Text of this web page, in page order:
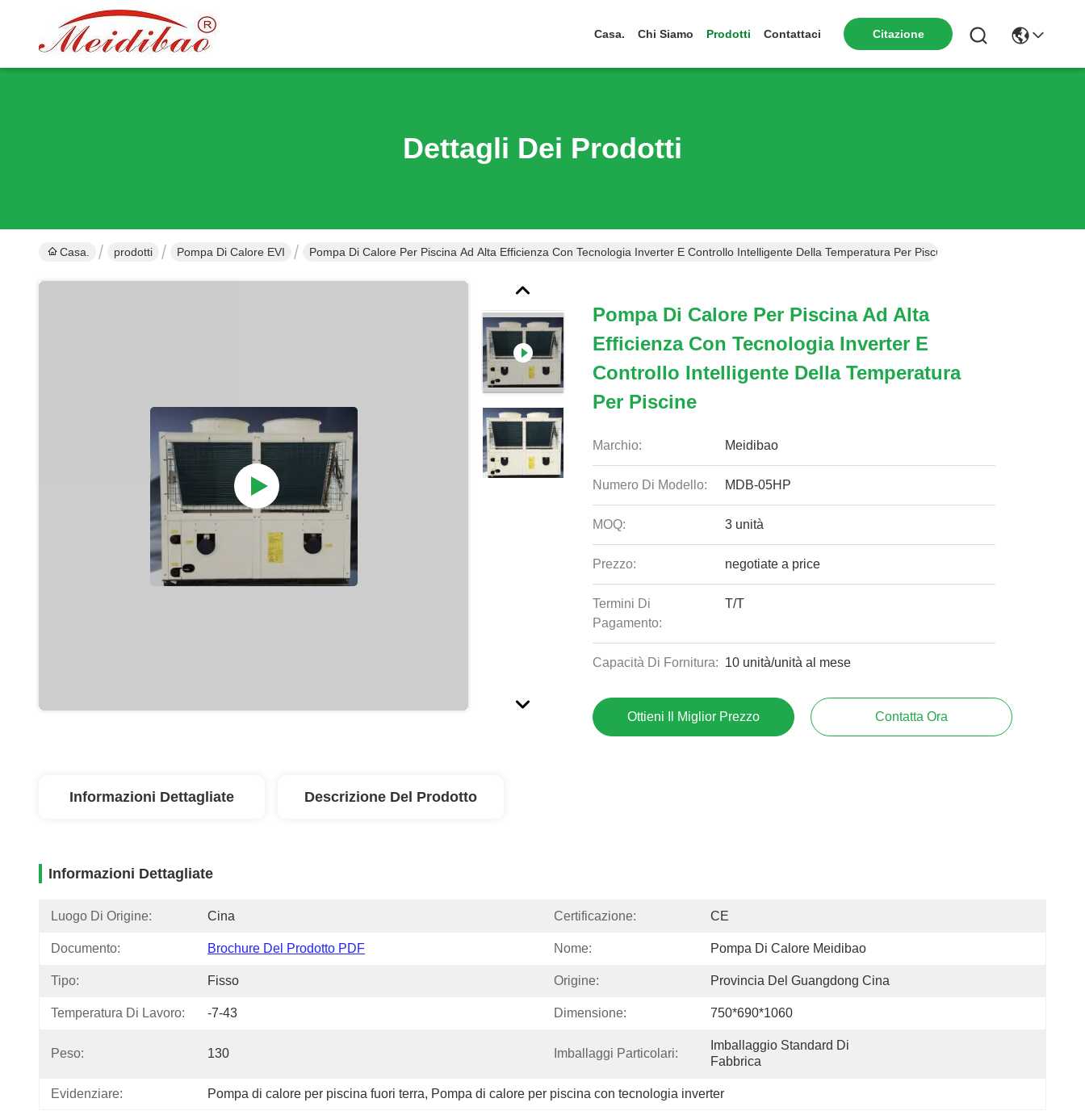
Casa. Chi Siamo Prodotti Contattaci Citazione
Dettagli Dei Prodotti
Casa. prodotti Pompa Di Calore EVI Pompa Di Calore Per Piscina Ad Alta Efficienza Con Tecnologia Inverter E Controllo Intelligente Della Temperatura Per Piscine
Pompa Di Calore Per Piscina Ad Alta
Efficienza Con Tecnologia Inverter E
Controllo Intelligente Della Temperatura
Per Piscine
Marchio: Meidibao
Numero Di Modello: MDB-05HP
MOQ: 3 unità
Prezzo: negotiate a price
Termini Di
Pagamento:
T/T
Capacità Di Fornitura: 10 unità/unità al mese
Ottieni Il Miglior Prezzo Contatta Ora
Informazioni Dettagliate Descrizione Del Prodotto
Informazioni Dettagliate
Luogo Di Origine: Cina Certificazione: CE
Documento: Brochure Del Prodotto PDF Nome: Pompa Di Calore Meidibao
Tipo: Fisso Origine: Provincia Del Guangdong Cina
Temperatura Di Lavoro: -7-43 Dimensione: 750*690*1060
Peso: 130 Imballaggi Particolari:
Imballaggio Standard Di
Fabbrica
Evidenziare: Pompa di calore per piscina fuori terra, Pompa di calore per piscina con tecnologia inverter